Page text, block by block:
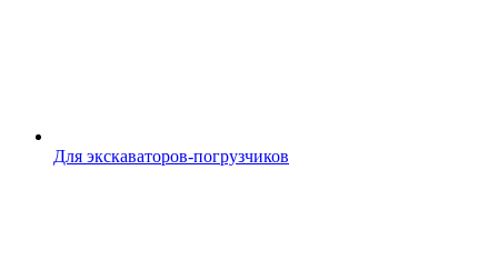
Для экскаваторов-погрузчиков